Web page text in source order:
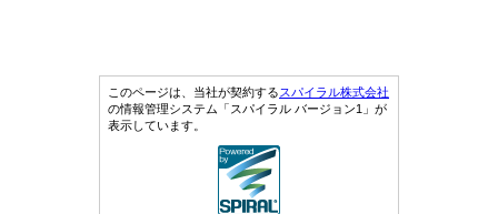
このページは、当社が契約するスパイラル株式会社
の情報管理システム「スパイラル バージョン1」が
表示しています。